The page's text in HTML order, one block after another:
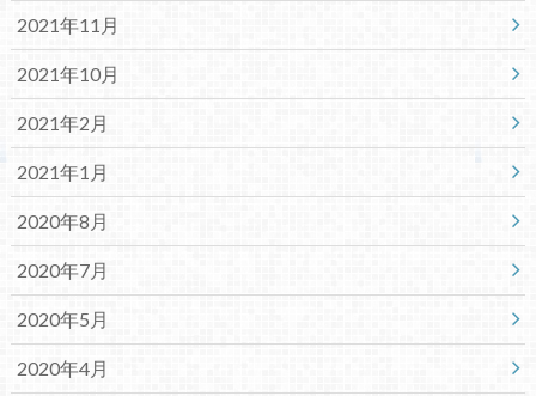
2021年11月
2021年10月
2021年2月
2021年1月
2020年8月
2020年7月
2020年5月
2020年4月